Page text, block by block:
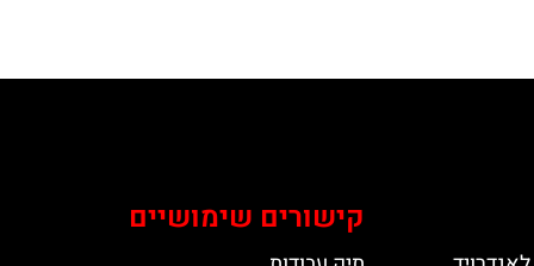
קישורים שימושיים